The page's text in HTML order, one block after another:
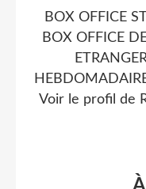
BOX OFFICE
BOX OFFICE
Voir le profil de